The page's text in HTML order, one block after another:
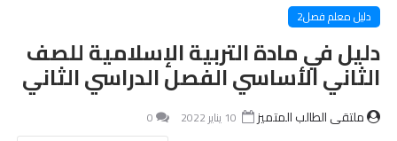
دليل معلم فصل2
دليل في مادة التربية الإسلامية للصف
الثاني الأساسي الفصل الدراسي الثاني
ملتقى الطالب المتميز 0